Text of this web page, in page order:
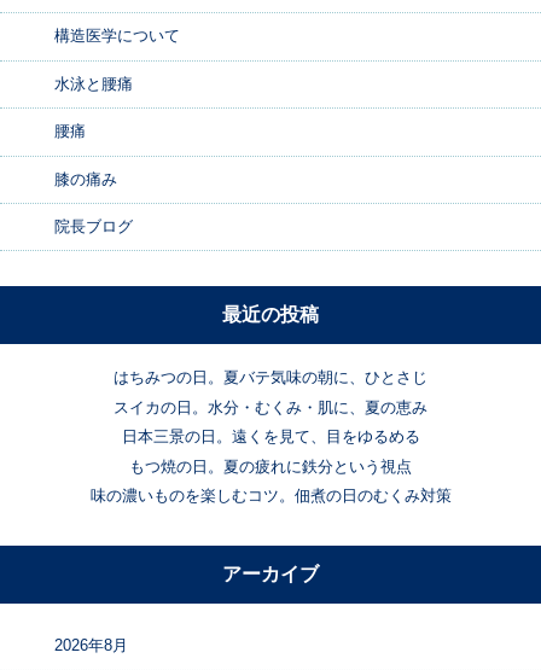
構造医学について
水泳と腰痛
腰痛
膝の痛み
院長ブログ
最近の投稿
はちみつの日。夏バテ気味の朝に、ひとさじ
スイカの日。水分・むくみ・肌に、夏の恵み
日本三景の日。遠くを見て、目をゆるめる
もつ焼の日。夏の疲れに鉄分という視点
味の濃いものを楽しむコツ。佃煮の日のむくみ対策
アーカイブ
2026年8月